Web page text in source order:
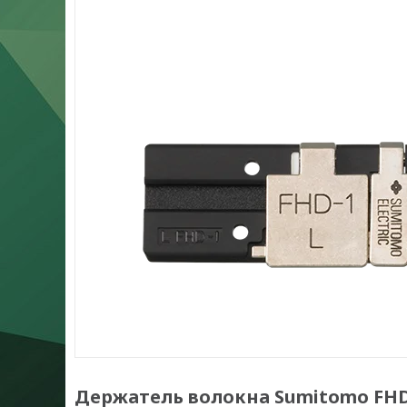
Держатель волокна Sumitomo